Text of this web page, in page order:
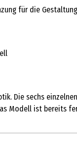
für die
Die sechs
Modell ist